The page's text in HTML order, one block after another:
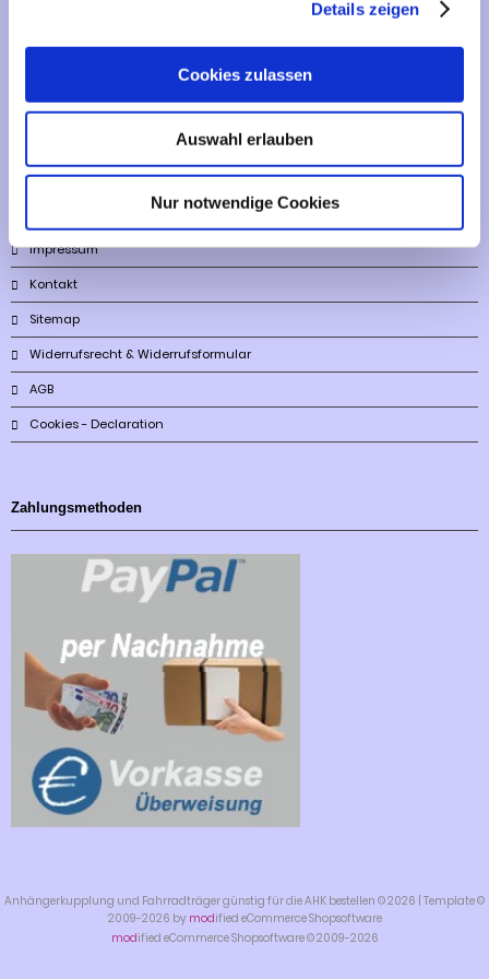
Details zeigen
Cookies zulassen
Auswahl erlauben
Nur notwendige Cookies
Liefer- und Versandkosten
Privatsphäre und Datenschutz
Impressum
Kontakt
Sitemap
Widerrufsrecht & Widerrufsformular
AGB
Cookies - Declaration
Zahlungsmethoden
Anhängerkupplung und Fahrradträger günstig für die AHK bestellen © 2026 | Template ©
2009-2026 by modified eCommerce Shopsoftware
modified eCommerce Shopsoftware © 2009-2026